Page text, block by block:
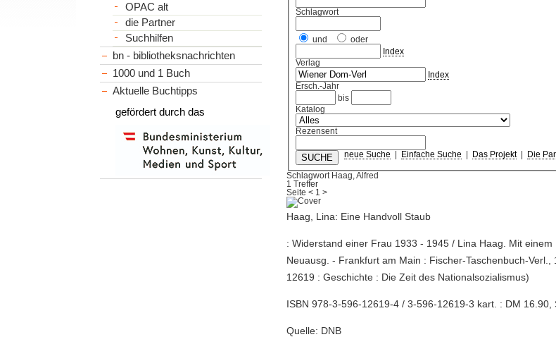
Schlagwort
und
oder
Index
Verlag
Index
Ersch.-Jahr
bis
Katalog
Rezensent
neue Suche Einfache Suche Das Projekt| Die
Schlagwort Haag, Alfred
1 Treffer
Seite< 1 >
Haag, Lina: Eine Handvoll Staub
: Widerstand einer Frau 1933 - 1945 / Lina Haag. Mit einem
Neuausg. - Frankfurt am Main : Fischer-Taschenbuch-
12619 : Geschichte : Die Zeit des Nationalsozialismus)
ISBN 978-3-596-12619-4 / 3-596-12619-3 kart. : DM 16.90,
Quelle: DNB
OPAC alt
die Partner
Suchhilfen
bn - bibliotheksnachrichten
1000 und 1 Buch
Aktuelle Buchtipps
gefördert durch das